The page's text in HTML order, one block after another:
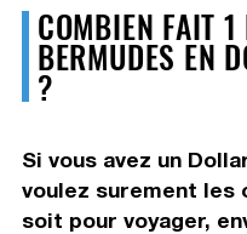
COMBIEN FAIT
BERMUDES EN
?
Si vous avez un
voulez surement les
soit pour voyager,